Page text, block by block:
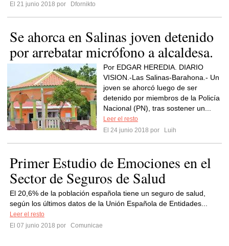
El 21 junio 2018 por
Dfornikto
Se ahorca en Salinas joven detenido
por arrebatar micrófono a alcaldesa.
Por EDGAR HEREDIA. DIARIO
VISION.-Las Salinas-Barahona.- Un
joven se ahorcó luego de ser
detenido por miembros de la Policía
Nacional (PN), tras sostener un...
Leer el resto
El 24 junio 2018 por
Luih
Primer Estudio de Emociones en el
Sector de Seguros de Salud
El 20,6% de la población española tiene un seguro de salud,
según los últimos datos de la Unión Española de Entidades...
Leer el resto
El 07 junio 2018 por
Comunicae